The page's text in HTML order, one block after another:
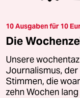
10 Ausgaben für 10
Die
Unsere
Journalismus,
Stimmen, die
zehn Wochen